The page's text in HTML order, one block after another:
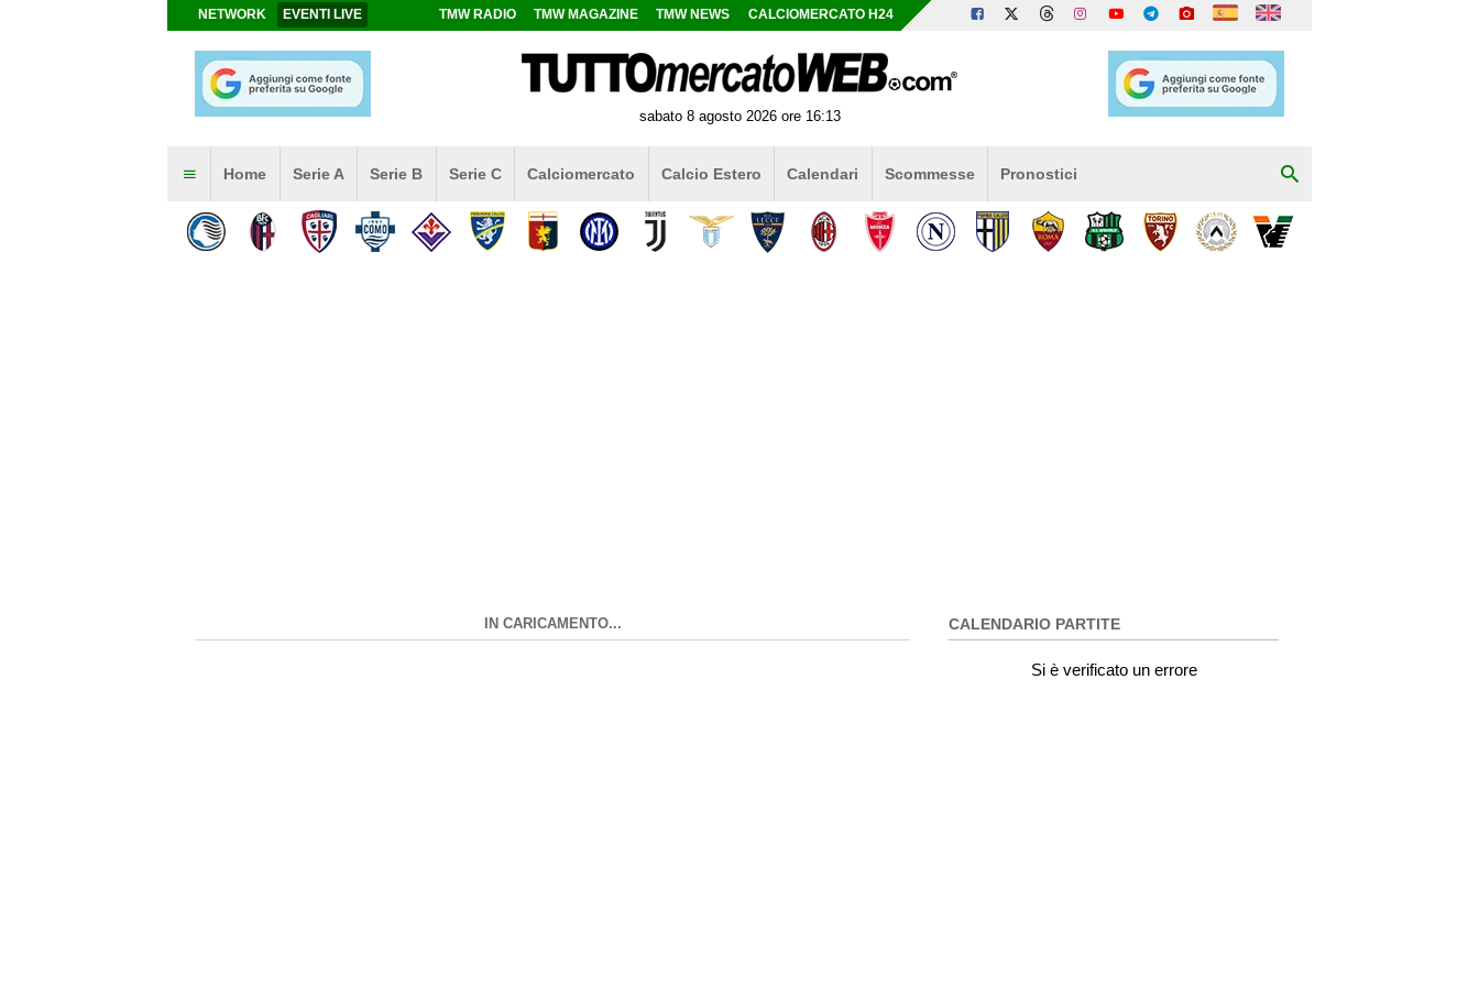
NETWORK EVENTI LIVE TMW RADIO TMW MAGAZINE TMW NEWS CALCIOMERCATO H24
sabato 8 agosto 2026 ore 16:13
Home Serie A Serie B Serie C Calciomercato Calcio Estero Calendari Scommesse Pronostici
IN CARICAMENTO... CALENDARIO PARTITE
Si è verificato un errore